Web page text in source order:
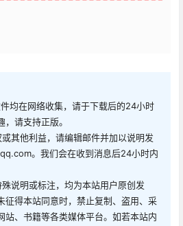
均在网络收集，请于下载后的24小时
请支持正版。
其他利益，请编辑邮件并加以说明发
。我们会在收到消息后24小时内
说明或标注，均为本站用户原创发
征得本站同意时，禁止复制、盗用、采
站、书籍等各类媒体平台。如若本站内